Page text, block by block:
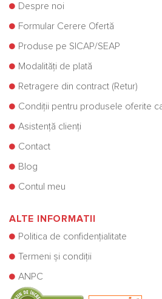
Despre noi
Formular Cerere Ofertă
Produse pe SICAP/SEAP
Modalități de plată
Retragere din contract (Retur)
Condiții pentru produsele oferite
Asistență clienți
Contact
Blog
Contul meu
ALTE INFORMATII
Politica de confidențialitate
Termeni și condiții
ANPC